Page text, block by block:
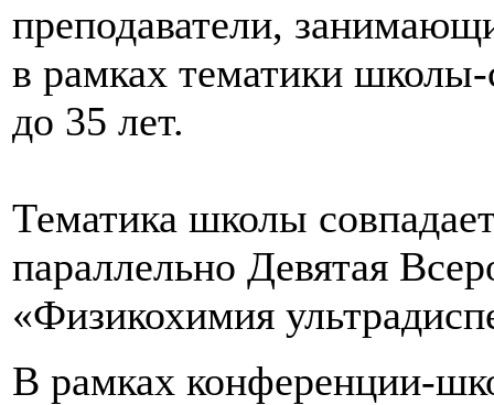
преподаватели,
в рамках тематики
до 35 лет.
Тематика школы
параллельно Девятая
«Физикохимия
В рамках конференции-